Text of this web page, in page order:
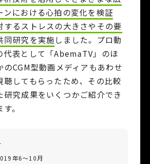
ンにおける心拍の変化を検証
するストレスの大きさやその要
同研究を実施しました。プロ動
代表として「AbemaTV」のほ
のCGM型動画メディアもあわせ
聴してもらったため、その比較
研究成果をいくつかご紹介でき
。
年6～10月